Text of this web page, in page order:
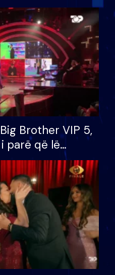
Brother VIP 5,
parë që lë
mundësinë për